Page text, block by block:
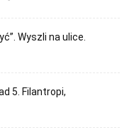
Wyszli na ulice.
5. Filantropi,